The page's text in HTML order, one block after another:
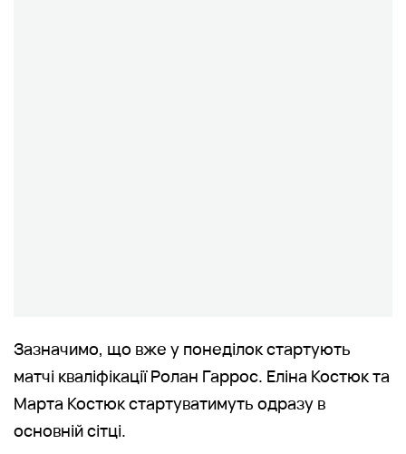
Зазначимо, що вже у понеділок стартують
матчі кваліфікації Ролан Гаррос. Еліна Костюк та
Марта Костюк стартуватимуть одразу в
основній сітці.